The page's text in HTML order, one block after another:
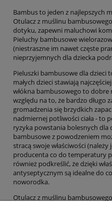
Bambus to jeden z najlepszych
Otulacz z muślinu
dotyku, zapewni maluchowi
Pieluchy bambusowe
(niestraszne im nawet częste
nieprzyjemnych dla dziecka
Pieluszki bambusowe dla
małych dzieci stawiają
włókna bambusowego to dobre
względu na to, że bardzo długo
gromadzenia się brzydkich
nadmiernej potliwości ciała - to
ryzyka powstania bolesnych dla
bambusowe z powodzeniem
stracą swoje właściwości
producenta co do temperatury
również podkreślić, że dzięki
antyseptycznym są idealne do
noworodka.
Otulacz z muślinu